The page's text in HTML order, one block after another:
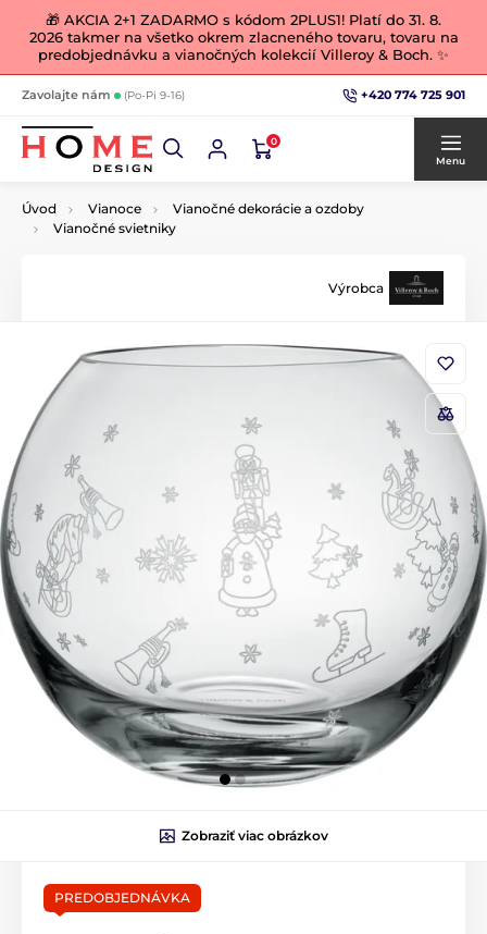
🎁 AKCIA 2+1 ZADARMO s kódom 2PLUS1! Platí do 31. 8.
2026 takmer na všetko okrem zlacneného tovaru, tovaru na
predobjednávku a vianočných kolekcií Villeroy & Boch. ✨
Zavolajte nám (Po-Pi 9-16) +420 774 725 901
0
Menu
Úvod Vianoce
Vianočné dekorácie a ozdoby
Vianočné svietniky
Výrobca
Zobraziť viac obrázkov
PREDOBJEDNÁVKA